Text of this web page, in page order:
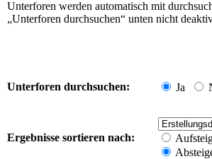
Unterforen werden automatisch mit
„Unterforen durchsuchen“ unten nicht
Unterforen durchsuchen: Ja
Ergebnisse sortieren nach: